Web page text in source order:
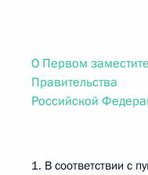
О Первом
Правительства
Российской
1. В соответствии с